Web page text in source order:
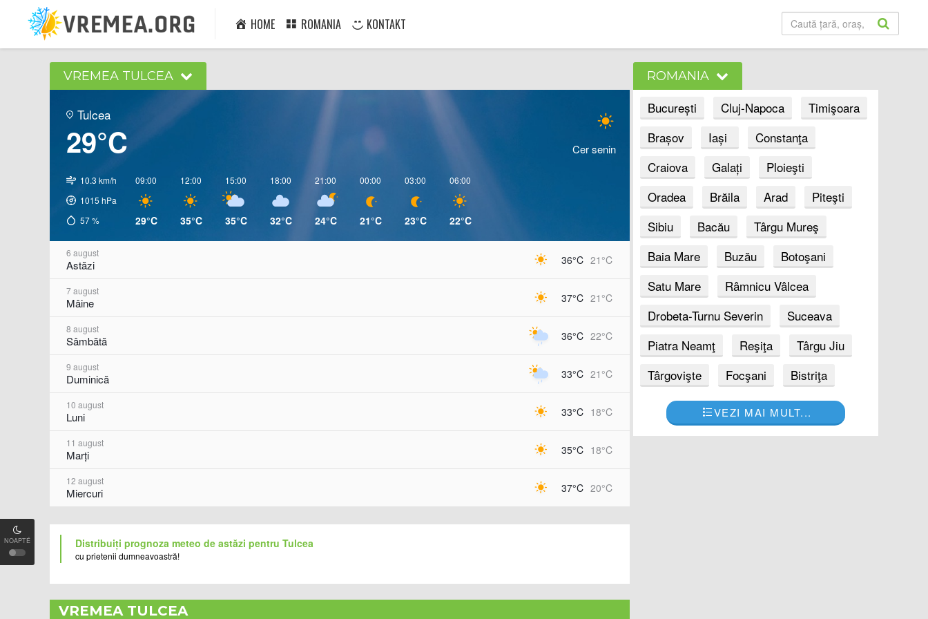
NOAPTÉ
HOME ROMANIA KONTAKT
VREMEA TULCEA
Tulcea
29°C Cer senin
10.3 km/h
1015 hPa
57%
09:00
29°C
12:00
35°C
15:00
35°C
18:00
32°C
21:00
24°C
00:00
21°C
03:00
23°C
06:00
22°C
6 august
Astăzi 36°C 21°C
7 august
Mâine 37°C 21°C
8 august
Sâmbătă 36°C 22°C
9 august
Duminică 33°C 21°C
10 august
Luni 33°C 18°C
11 august
Marți 35°C 18°C
12 august
Miercuri 37°C 20°C
Distribuiți prognoza meteo de astăzi pentru Tulcea
cu prietenii dumneavoastră!
VREMEA TULCEA
ROMANIA
București Cluj-Napoca
Timişoara
Brașov
Iași
Constanţa
Craiova
Galați
Ploieşti
Oradea
Brăila Arad
Piteşti
Sibiu
Bacău
Târgu Mureş
Baia Mare
Buzău
Botoşani
Satu Mare
Râmnicu Vâlcea
Drobeta-Turnu Severin
Suceava
Piatra Neamţ
Reşiţa
Târgu Jiu
Târgovişte
Focşani Bistriţa
VEZI MAI MULT...